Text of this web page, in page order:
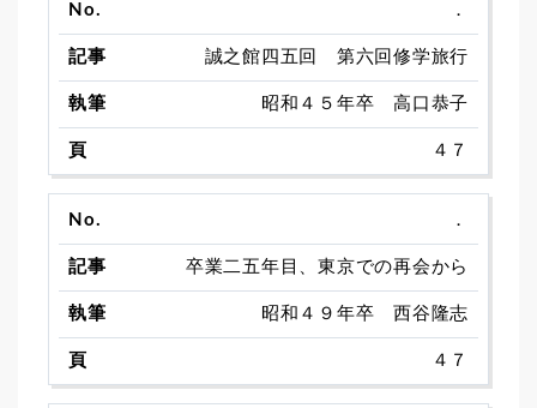
．
誠之館四五回 第六回修学旅行
昭和４５年卒 高口恭子
４７
．
卒業二五年目、東京での再会から
昭和４９年卒 西谷隆志
４７